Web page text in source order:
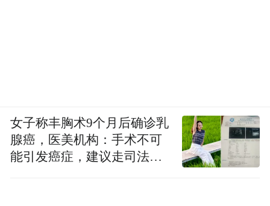
女子称丰胸术9个月后确诊乳
腺癌，医美机构：手术不可
能引发癌症，建议走司法途